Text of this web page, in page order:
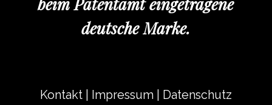
deutsche Marke.
Kontakt Impressum Datenschutz